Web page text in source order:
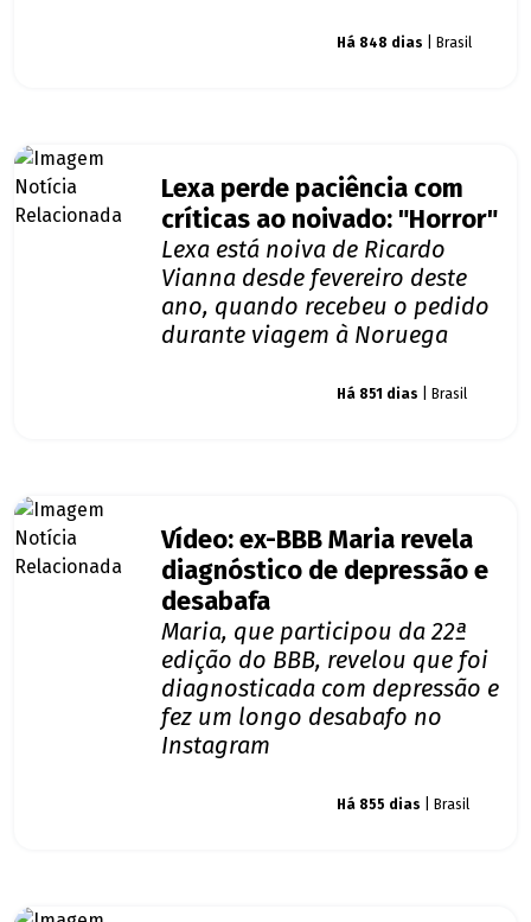
Há 848 dias | Brasil
Lexa perde paciência com
críticas ao noivado: "Horror"
Lexa está noiva de Ricardo
Vianna desde fevereiro deste
ano, quando recebeu o pedido
durante viagem à Noruega
Há 851 dias | Brasil
Vídeo: ex-BBB Maria revela
diagnóstico de depressão e
desabafa
Maria, que participou da 22ª
edição do BBB, revelou que foi
diagnosticada com depressão e
fez um longo desabafo no
Instagram
Há 855 dias | Brasil